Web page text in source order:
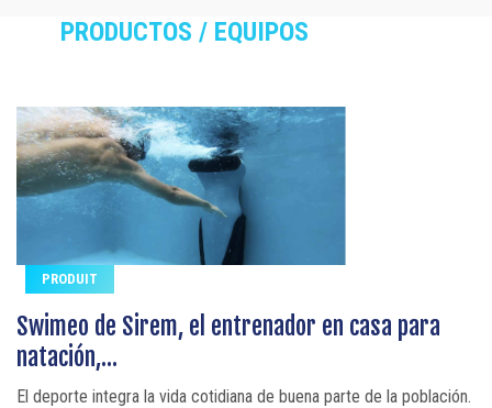
PRODUCTOS / EQUIPOS
PRODUIT
Swimeo de Sirem, el entrenador en casa para
natación,...
El deporte integra la vida cotidiana de buena parte de la población.